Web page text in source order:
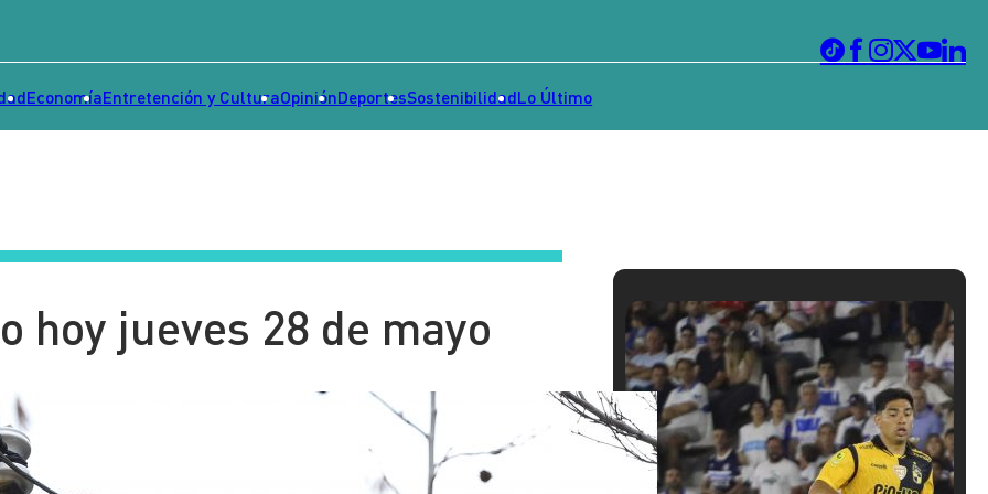
EconomíaEntretención y CulturaOpiniónDeportesSostenibilidadLo Último
hoy jueves 28 de mayo